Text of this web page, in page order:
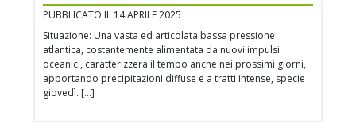
PUBBLICATO IL 14 APRILE 2025
Situazione: Una vasta ed articolata bassa pressione
atlantica, costantemente alimentata da nuovi impulsi
oceanici, caratterizzerà il tempo anche nei prossimi giorni,
apportando precipitazioni diffuse e a tratti intense, specie
giovedì. […]